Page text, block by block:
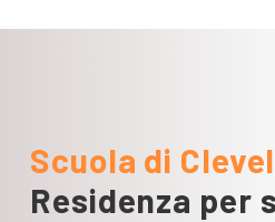
lungofiumi. Con viste
relax e il
Scuola di
Residenza per